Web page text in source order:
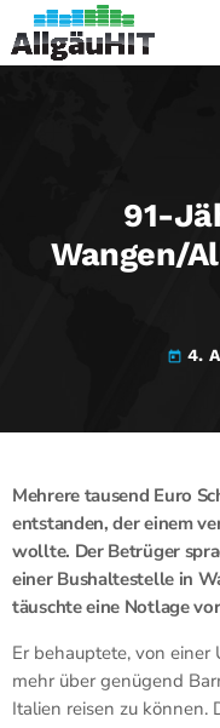
91-
Wangen/
today 4.
Mehrere tausend Euro
entstanden, der einem
wollte. Der Betrüger
einer Bushaltestelle in
täuschte eine Notlage
Er behauptete, von
mehr über genügend
Italien reisen zu können.